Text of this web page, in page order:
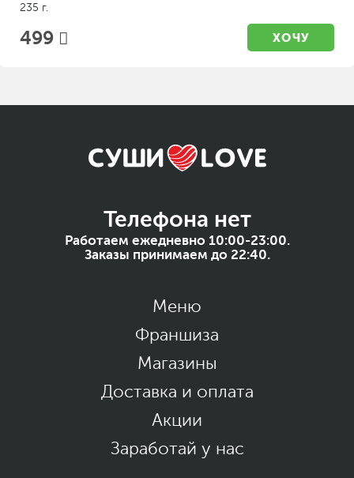
235 г.
499 ХОЧУ
Телефона нет
Работаем ежедневно 10:00-23:00.
Заказы принимаем до 22:40.
Меню
Франшиза
Магазины
Доставка и оплата
Акции
Заработай у нас